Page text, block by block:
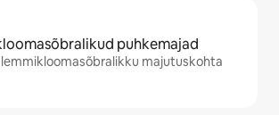
puhkemajad
lemmikloomasõbralikku majutuskohta